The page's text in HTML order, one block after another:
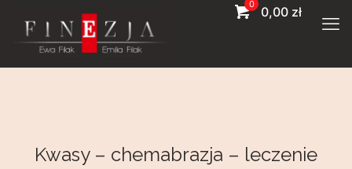
0 0,00 zł
kwasy – chemabrazja – leczenie